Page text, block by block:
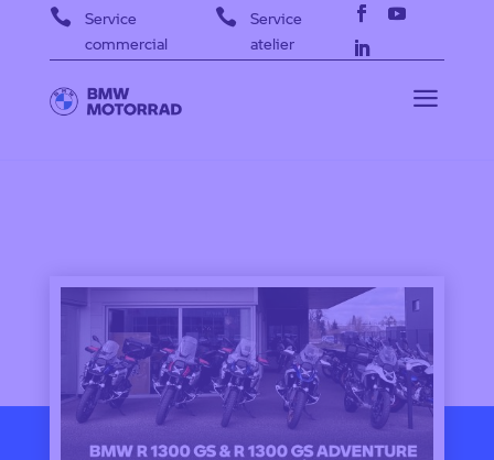

Service
commercial

Service
atelier
a